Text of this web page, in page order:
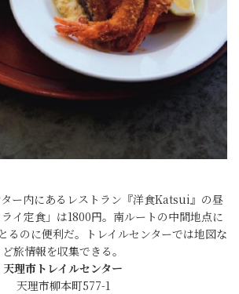
ー内にあるレストラン『洋食Katsui』の昼
イ定食」は1800円。南ルートの中間地点に
るのに便利だ。トレイルセンターでは地図な
ど旅情報を収集できる。
天理市トレイルセンター
天理市柳本町577-1